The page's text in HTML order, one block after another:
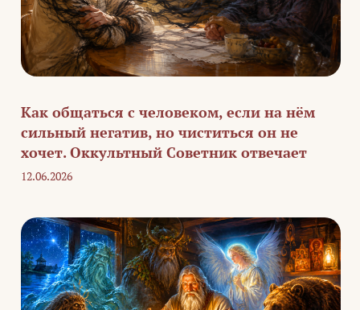
Как общаться с человеком, если на нём
сильный негатив, но чиститься он не
хочет. Оккультный Советник отвечает
12.06.2026